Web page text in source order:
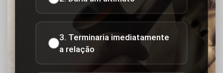
3. Terminaria imediatamente
a relação